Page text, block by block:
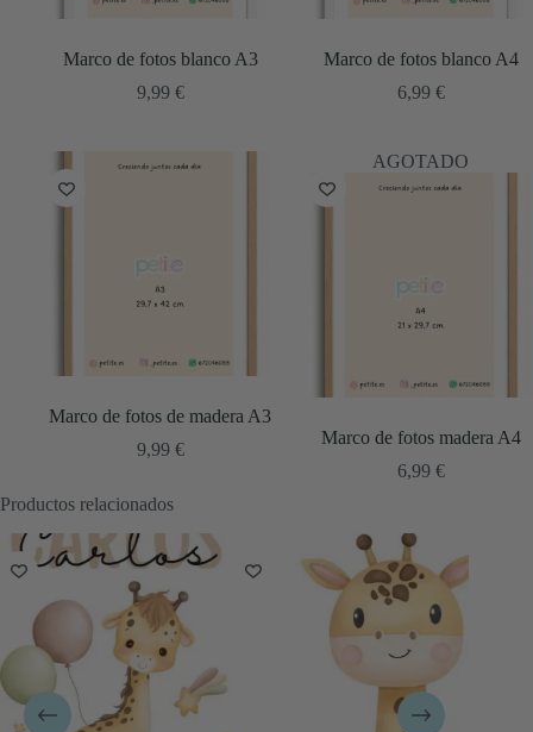
Marco de fotos blanco A3
9,99 €
Marco de fotos blanco A4
6,99 €
Marco de fotos de madera A3
9,99 €
AGOTADO
Marco de fotos madera A4
6,99 €
Productos relacionados